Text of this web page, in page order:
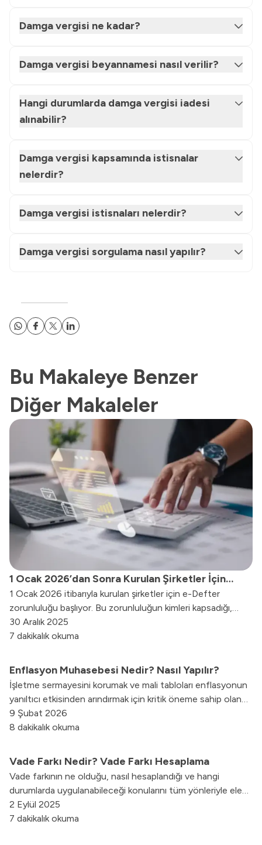
Damga vergisi ne kadar?
Damga vergisi beyannamesi nasıl verilir?
Hangi durumlarda damga vergisi iadesi
alınabilir?
Damga vergisi kapsamında istisnalar
nelerdir?
Damga vergisi istisnaları nelerdir?
Damga vergisi sorgulama nasıl yapılır?
Bu Makaleye Benzer
Diğer Makaleler
1 Ocak 2026’dan Sonra Kurulan Şirketler İçin
Elektronik Defter Sistemi Zorunluluğu Başlıyor!
1 Ocak 2026 itibarıyla kurulan şirketler için e-Defter
zorunluluğu başlıyor. Bu zorunluluğun kimleri kapsadığı,
geçiş süreleri ve ETDS-e-Defter ilişkisini bu içerikte
özetledik.
30 Aralık 2025
7 dakikalık okuma
Enflasyon Muhasebesi Nedir? Nasıl Yapılır?
İşletme sermayesini korumak ve mali tabloları enflasyonun
yanıltıcı etkisinden arındırmak için kritik öneme sahip olan
enflasyon muhasebesi süreçlerini ve uygulama adımlarını
inceleyin.
9 Şubat 2026
8 dakikalık okuma
Vade Farkı Nedir? Vade Farkı Hesaplama
Vade farkının ne olduğu, nasıl hesaplandığı ve hangi
durumlarda uygulanabileceği konularını tüm yönleriyle ele
aldık.
2 Eylül 2025
7 dakikalık okuma